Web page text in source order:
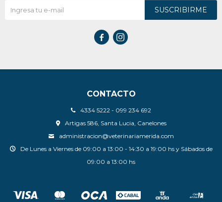
CONTACTO
4334 5222 - 099 234 692
Artigas 586, Santa Lucia, Canelones
administracion@veterinariamerida.com
De Lunes a Viernes de 09:00 a 13:00 - 14:30 a 19:00 hs y Sábados de
09:00 a 13:00 hs
SUSCRIBIRME
 